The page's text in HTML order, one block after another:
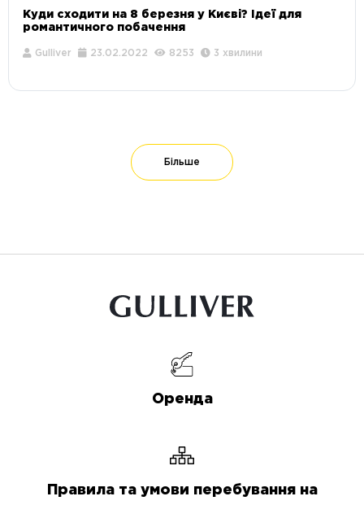
Куди сходити на 8 березня у Києві? Ідеї ​​для
романтичного побачення
Gulliver 23.02.2022 8253 3 хвилини
Більше
Оренда
Правила та умови перебування на